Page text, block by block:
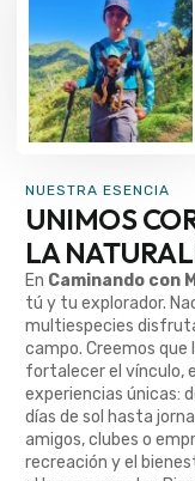
NUESTRA ESENCIA
UNIMOS
LA
En Caminando con
tú y tu explorador.
multiespecies
campo. Creemos que
fortalecer el vínculo,
experiencias únicas:
días de sol hasta
amigos, clubes o
recreación y el